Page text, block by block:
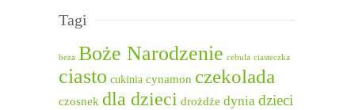
Tagi
beza Boże Narodzenie cebula ciasteczka
ciasto cukinia cynamon czekolada
czosnek dla dzieci drożdże dynia dzieci